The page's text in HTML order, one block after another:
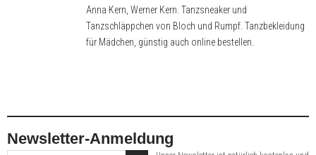
Anna Kern, Werner Kern. Tanzsneaker und
Tanzschläppchen von Bloch und Rumpf. Tanzbekleidung
für Mädchen, günstig auch online bestellen.
Newsletter-Anmeldung